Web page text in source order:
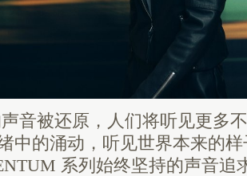
音被还原，人们将听见更多
中的涌动，听见世界本来的
系列始终坚持的声音追